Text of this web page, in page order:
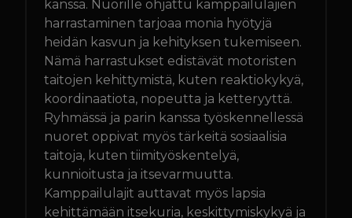
GLADIATOR FACTORY
OTA YHTEYTTÄ
IN ENGLISH
TREENIKALENTERI
kanssa. Nuorille ohjattu kamppailulajien
harrastaminen tarjoaa monia hyötyjä
heidän kasvun ja kehityksen tukemiseen.
Nämä harrastukset edistävät motoristen
taitojen kehittymistä, kuten reaktiokykyä,
koordinaatiota, nopeutta ja ketteryyttä.
Ryhmässä ja parin kanssa työskennellessä
nuoret oppivat myös tärkeitä sosiaalisia
taitoja, kuten tiimityöskentelyä,
kunnioitusta ja itsevarmuutta.
Kamppailulajit auttavat myös lapsia
kehittämään itsekuria, keskittymiskykyä ja